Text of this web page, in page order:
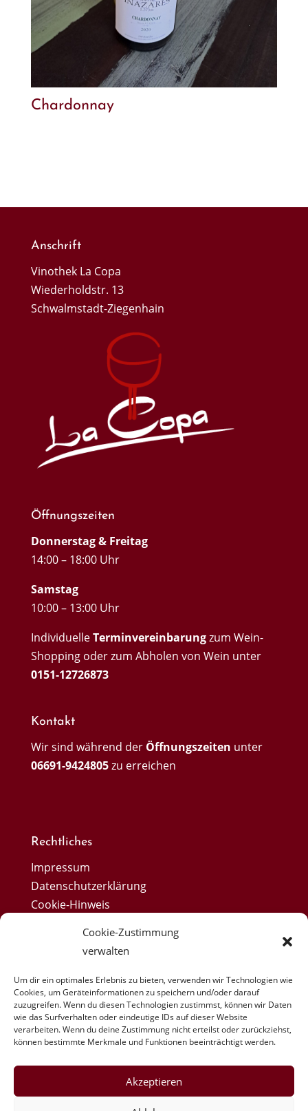
Cookie-Zustimmung
verwalten
Um dir ein optimales Erlebnis zu bieten, verwenden wir Technologien wie
Cookies, um Geräteinformationen zu speichern und/oder darauf
zuzugreifen. Wenn du diesen Technologien zustimmst, können wir Daten
wie das Surfverhalten oder eindeutige IDs auf dieser Website
verarbeiten. Wenn du deine Zustimmung nicht erteilst oder zurückziehst,
können bestimmte Merkmale und Funktionen beeinträchtigt werden.
Akzeptieren
Chardonnay
Anschrift
Vinothek La Copa
Wiederholdstr. 13
Schwalmstadt-Ziegenhain
Öffnungszeiten
Donnerstag & Freitag
14:00 – 18:00 Uhr
Samstag
10:00 – 13:00 Uhr
IndividuelleTerminvereinbarungzum Wein-
Shopping oder zum Abholen von Wein unter
0151-12726873
Kontakt
Wir sind während der Öffnungszeiten unter
06691-9424805zu erreichen
Rechtliches
Impressum
Datenschutzerklärung
Cookie-Hinweis